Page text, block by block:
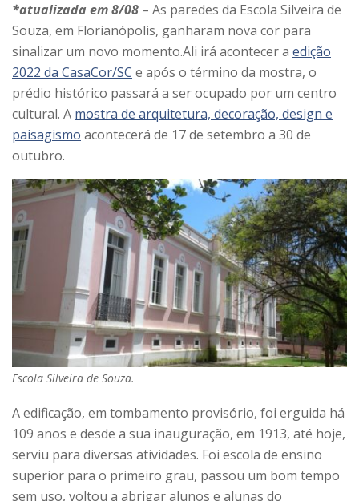
*atualizada em 8/08 – As paredes da Escola Silveira de
Souza, em Florianópolis, ganharam nova cor para
sinalizar um novo momento.Ali irá acontecer a edição
2022 da CasaCor/SC e após o término da mostra, o
prédio histórico passará a ser ocupado por um centro
cultural. A mostra de arquitetura, decoração, design e
paisagismo acontecerá de 17 de setembro a 30 de
outubro.
Escola Silveira de Souza.
A edificação, em tombamento provisório, foi erguida há
109 anos e desde a sua inauguração, em 1913, até hoje,
serviu para diversas atividades. Foi escola de ensino
superior para o primeiro grau, passou um bom tempo
sem uso, voltou a abrigar alunos e alunas do